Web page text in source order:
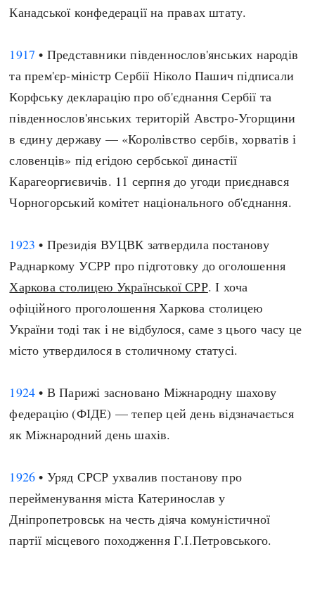
Канадської конфедерації на правах штату.
1917 • Представники південнослов'янських народів
та прем'єр-міністр Сербії Ніколо Пашич підписали
Корфську декларацію про об'єднання Сербії та
південнослов'янських територій Австро-Угорщини
в єдину державу — «Королівство сербів, хорватів і
словенців» під егідою сербської династії
Карагеоргиєвичів. 11 серпня до угоди приєднався
Чорногорський комітет національного об'єднання.
1923 • Президія ВУЦВК затвердила постанову
Раднаркому УСРР про підготовку до оголошення
Харкова столицею Української СРР. І хоча
офіційного проголошення Харкова столицею
України тоді так і не відбулося, саме з цього часу це
місто утвердилося в столичному статусі.
1924 • В Парижі засновано Міжнародну шахову
федерацію (ФІДЕ) — тепер цей день відзначається
як Міжнародний день шахів.
1926 • Уряд СРСР ухвалив постанову про
перейменування міста Катеринослав у
Дніпропетровськ на честь діяча комуністичної
партії місцевого походження Г.І.Петровського.